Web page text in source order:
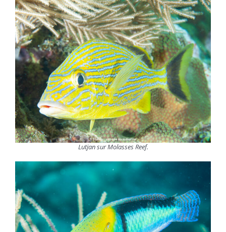
Lutjan sur Molasses Reef.